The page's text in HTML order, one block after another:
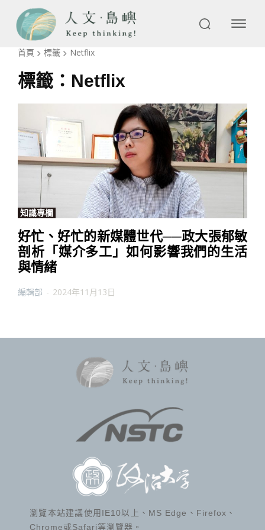
首頁 標籤 Netflix
標籤： Netflix
知識專欄
好忙、好忙的新媒體世代──政大張郁敏
剖析「媒介多工」如何影響我們的生活
與情緒
編輯部 - 2024年11月13日
瀏覽本站建議使用IE10以上、MS Edge、Firefox、
Chrome或Safari等瀏覽器。